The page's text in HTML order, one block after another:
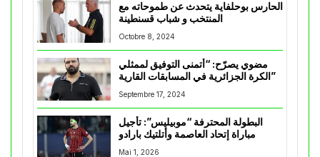
الحارس بوحلفاية يتحدث عن طموحاته مع
المنتخب و شباب قسنطينة
Octobre 8, 2024
مضوي يصرّح: “أتمنى التوفيق لممثلي
الكرة الجزائرية في المسابقات القارية”
Septembre 17, 2024
البطولة المحترفة “موبيليس”: تأجيل
مباراة إتحاد العاصمة وأتلتيك بارادو
Mai 1, 2026